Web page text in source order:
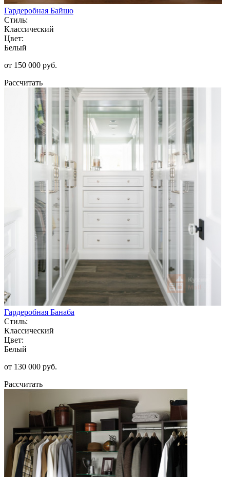
Гардеробная Байшо
Стиль:
Классический
Цвет:
Белый
от 150 000 руб.
Рассчитать
Гардеробная Банаба
Стиль:
Классический
Цвет:
Белый
от 130 000 руб.
Рассчитать